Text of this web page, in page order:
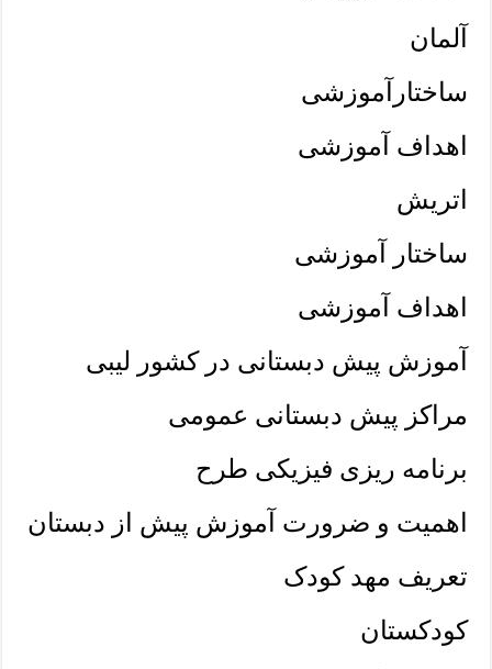
آلمان
ساختارآموزشی
اهداف آموزشی
اتریش
ساختار آموزشی
اهداف آموزشی
آموزش پیش دبستانی در کشور لیبی
مراکز پیش دبستانی عمومی
برنامه ریزی فیزیکی طرح
اهمیت و ضرورت آموزش پیش از دبستان
تعریف مهد کودک
کودکستان